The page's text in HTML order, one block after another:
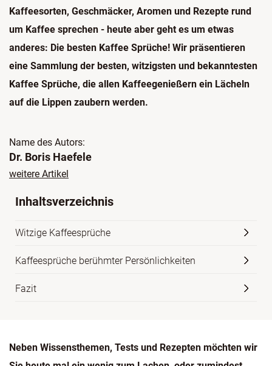
Kaffeesorten, Geschmäcker, Aromen und Rezepte rund
um Kaffee sprechen - heute aber geht es um etwas
anderes: Die besten Kaffee Sprüche! Wir präsentieren
eine Sammlung der besten, witzigsten und bekanntesten
Kaffee Sprüche, die allen Kaffeegenießern ein Lächeln
auf die Lippen zaubern werden.
Name des Autors:
Dr. Boris Haefele
weitere Artikel
Inhaltsverzeichnis
Witzige Kaffeesprüche
Kaffeesprüche berühmter Persönlichkeiten
Fazit
Neben Wissensthemen, Tests und Rezepten möchten wir